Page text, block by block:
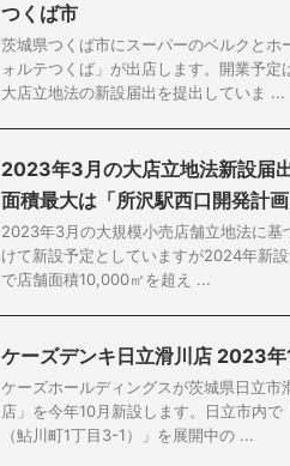
つくば市
茨城県つくば市にスーパーのベルクと
ォルテつくば」が出店します。開業予
大店立地法の新設届出を提出していま ...
2023年3月の大店立地法新設届
面積最大は「所沢駅西口開発計画
2023年3月の大規模小売店舗立地法に基
けて新設予定としていますが2024年新
で店舗面積10,000㎡を超え ...
ケーズデンキ日立滑川店 2023
ケーズホールディングスが茨城県日立
店」を今年10月新設します。日立市内
（鮎川町1丁目3-1）」を展開中の ...